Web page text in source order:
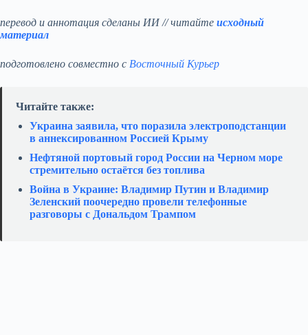
перевод и аннотация сделаны ИИ // читайте исходный
материал
подготовлено совместно с Восточный Курьер
Читайте также:
Украина заявила, что поразила электроподстанции
в аннексированном Россией Крыму
Нефтяной портовый город России на Черном море
стремительно остаётся без топлива
Война в Украине: Владимир Путин и Владимир
Зеленский поочередно провели телефонные
разговоры с Дональдом Трампом